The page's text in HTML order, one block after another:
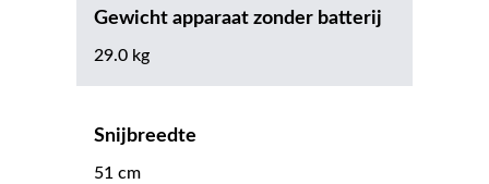
Gewicht apparaat zonder batterij
29.0 kg
Snijbreedte
51 cm